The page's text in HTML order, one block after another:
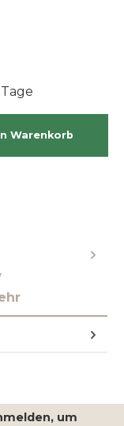
Warenkorb
um